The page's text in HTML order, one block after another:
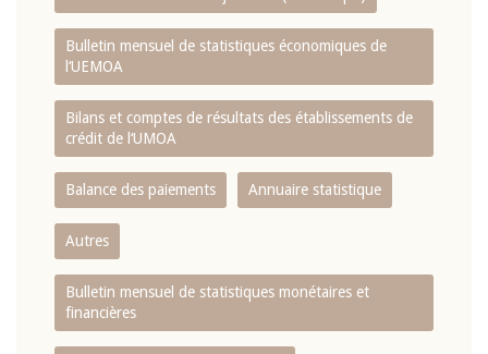
Bulletin mensuel de statistiques économiques de
l‘UEMOA
Bilans et comptes de résultats des établissements de
crédit de l‘UMOA
Balance des paiements Annuaire statistique
Autres
Bulletin mensuel de statistiques monétaires et
financières